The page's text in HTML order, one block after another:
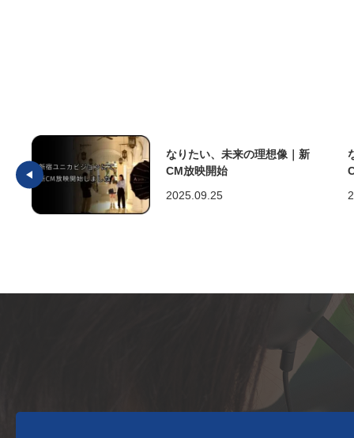
なりたい、未来の理想像｜新
CM放映開始
2025.09.25